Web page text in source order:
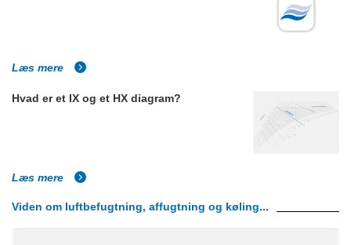
Læs mere
Hvad er et IX og et HX diagram?
Læs mere
Viden om luftbefugtning, affugtning og køling...